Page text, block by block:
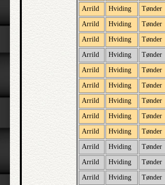
Arrild Hviding Tønder
Arrild Hviding Tønder
Arrild Hviding Tønder
Arrild Hviding Tønder
Arrild Hviding Tønder
Arrild Hviding Tønder
Arrild Hviding Tønder
Arrild Hviding Tønder
Arrild Hviding Tønder
Arrild Hviding Tønder
Arrild Hviding Tønder
Arrild Hviding Tønder